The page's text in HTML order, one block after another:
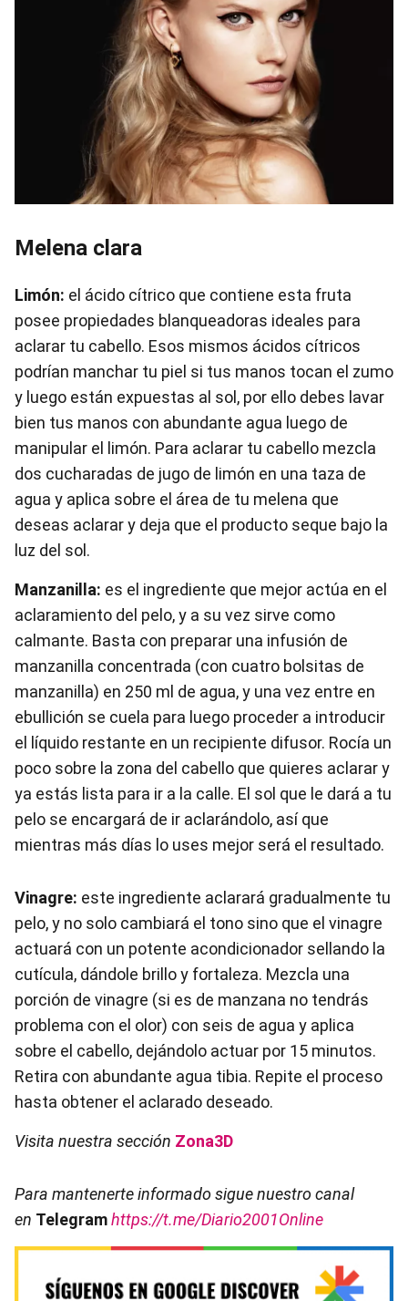
Melena clara
Limón: el ácido cítrico que contiene esta fruta
posee propiedades blanqueadoras ideales para
aclarar tu cabello. Esos mismos ácidos cítricos
podrían manchar tu piel si tus manos tocan el zumo
y luego están expuestas al sol, por ello debes lavar
bien tus manos con abundante agua luego de
manipular el limón. Para aclarar tu cabello mezcla
dos cucharadas de jugo de limón en una taza de
agua y aplica sobre el área de tu melena que
deseas aclarar y deja que el producto seque bajo la
luz del sol.
Manzanilla: es el ingrediente que mejor actúa en el
aclaramiento del pelo, y a su vez sirve como
calmante. Basta con preparar una infusión de
manzanilla concentrada (con cuatro bolsitas de
manzanilla) en 250 ml de agua, y una vez entre en
ebullición se cuela para luego proceder a introducir
el líquido restante en un recipiente difusor. Rocía un
poco sobre la zona del cabello que quieres aclarar y
ya estás lista para ir a la calle. El sol que le dará a tu
pelo se encargará de ir aclarándolo, así que
mientras más días lo uses mejor será el resultado.
Vinagre: este ingrediente aclarará gradualmente tu
pelo, y no solo cambiará el tono sino que el vinagre
actuará con un potente acondicionador sellando la
cutícula, dándole brillo y fortaleza. Mezcla una
porción de vinagre (si es de manzana no tendrás
problema con el olor) con seis de agua y aplica
sobre el cabello, dejándolo actuar por 15 minutos.
Retira con abundante agua tibia. Repite el proceso
hasta obtener el aclarado deseado.
Visita nuestra sección Zona3D
Para mantenerte informado sigue nuestro canal
en Telegramhttps://t.me/Diario2001Online